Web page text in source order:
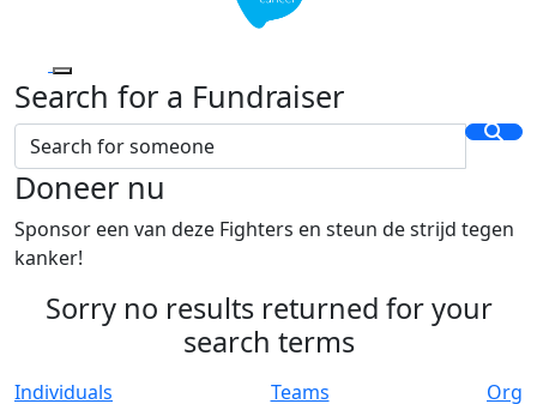
Search for a Fundraiser
Doneer nu
Sponsor een van deze Fighters en steun de strijd tegen
kanker!
Sorry no results returned for your
search terms
Individuals Teams
Org